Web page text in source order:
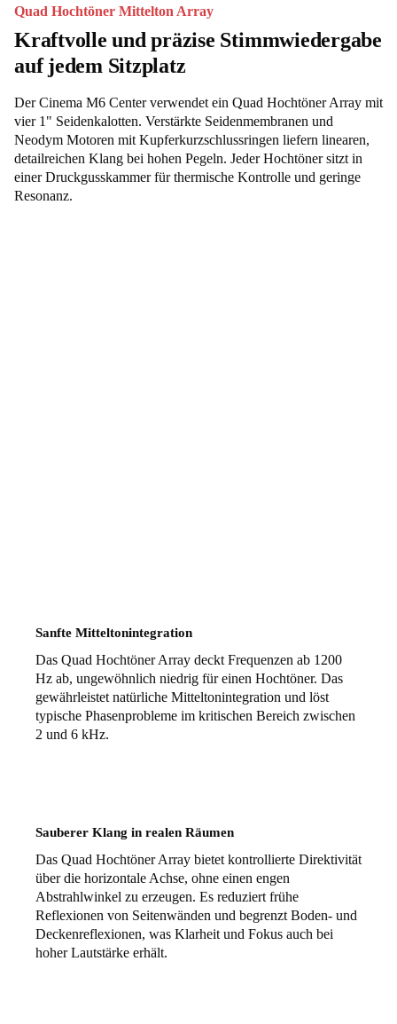
Quad Hochtöner Mittelton Array
Kraftvolle und präzise Stimmwiedergabe
auf jedem Sitzplatz
Der Cinema M6 Center verwendet ein Quad Hochtöner Array mit
vier 1" Seidenkalotten. Verstärkte Seidenmembranen und
Neodym Motoren mit Kupferkurzschlussringen liefern linearen,
detailreichen Klang bei hohen Pegeln. Jeder Hochtöner sitzt in
einer Druckgusskammer für thermische Kontrolle und geringe
Resonanz.
Sanfte Mitteltonintegration
Das Quad Hochtöner Array deckt Frequenzen ab 1200
Hz ab, ungewöhnlich niedrig für einen Hochtöner. Das
gewährleistet natürliche Mitteltonintegration und löst
typische Phasenprobleme im kritischen Bereich zwischen
2 und 6 kHz.
Sauberer Klang in realen Räumen
Das Quad Hochtöner Array bietet kontrollierte Direktivität
über die horizontale Achse, ohne einen engen
Abstrahlwinkel zu erzeugen. Es reduziert frühe
Reflexionen von Seitenwänden und begrenzt Boden- und
Deckenreflexionen, was Klarheit und Fokus auch bei
hoher Lautstärke erhält.